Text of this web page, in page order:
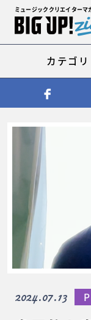
ミュージッククリエイターマ
カテゴリ
2024.07.13